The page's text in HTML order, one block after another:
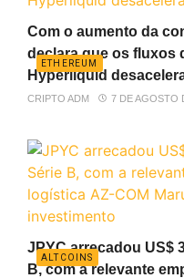
ETHEREUM
Com o aumento da
declara que os fluxos
Hyperliquid
CRIPTO ADM 7 DE AGOSTO
ALTCOINS
JPYC arrecadou US$
B, com a relevante